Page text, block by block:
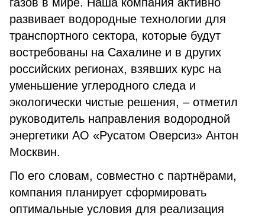
развивает водородные технологии для
транспортного сектора, которые будут
востребованы на Сахалине и в других
российских регионах, взявших курс на
уменьшение углеродного следа и
экологически чистые решения, – отметил
руководитель направления водородной
энергетики АО «Русатом Оверсиз» Антон
Москвин.
По его словам, совместно с партнёрами,
компания планирует сформировать
оптимальные условия для реализация